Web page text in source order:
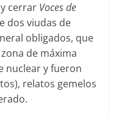
cerrar Voces de
dos viudas de
obligados, que
de máxima
nuclear y fueron
relatos gemelos